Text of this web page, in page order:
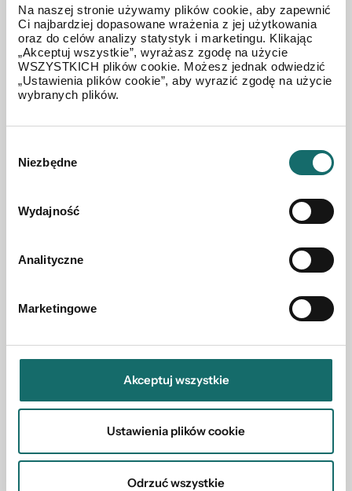
Na naszej stronie używamy plików cookie, aby zapewnić
Ci najbardziej dopasowane wrażenia z jej użytkowania
oraz do celów analizy statystyk i marketingu. Klikając
„Akceptuj wszystkie”, wyrażasz zgodę na użycie
WSZYSTKICH plików cookie. Możesz jednak odwiedzić
„Ustawienia plików cookie”, aby wyrazić zgodę na użycie
wybranych plików.
zgody
Niezbędne
Wydajność
Analityczne
Marketingowe
Akceptuj wszystkie
Ustawienia plików cookie
Odrzuć wszystkie
2 680 PLN
1 100 000 PLN